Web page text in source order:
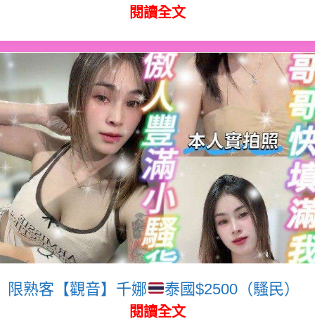
閱讀全文
限熟客【觀音】千娜 泰國$2500（騷民）
閱讀全文